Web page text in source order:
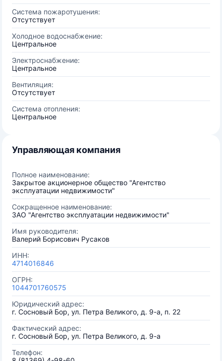
Система пожаротушения:
Отсутствует
Холодное водоснабжение:
Центральное
Электроснабжение:
Центральное
Вентиляция:
Отсутствует
Система отопления:
Центральное
Управляющая компания
Полное наименование:
Закрытое акционерное общество "Агентство
эксплуатации недвижимости"
Сокращенное наименование:
ЗАО "Агентство эксплуатации недвижимости"
Имя руководителя:
Валерий Борисович Русаков
ИНН:
4714016846
ОГРН:
1044701760575
Юридический адрес:
г. Сосновый Бор, ул. Петра Великого, д. 9-а, п. 22
Фактический адрес:
г. Сосновый Бор, ул. Петра Великого, д. 9-а
Телефон: